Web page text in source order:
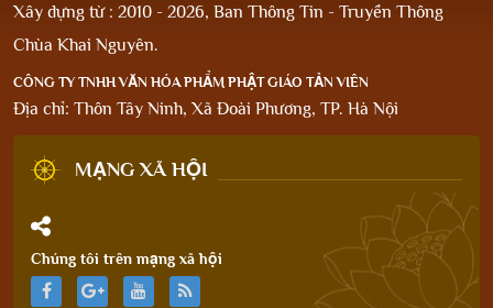
Xây dựng từ : 2010 - 2026, Ban Thông Tin - Truyền Thông
Chùa Khai Nguyên.
CÔNG TY TNHH VĂN HÓA PHẨM PHẬT GIÁO TẢN VIÊN
Địa chỉ: Thôn Tây Ninh, Xã Đoài Phương, TP. Hà Nội
MẠNG XÃ HỘI
Chúng tôi trên mạng xã hội